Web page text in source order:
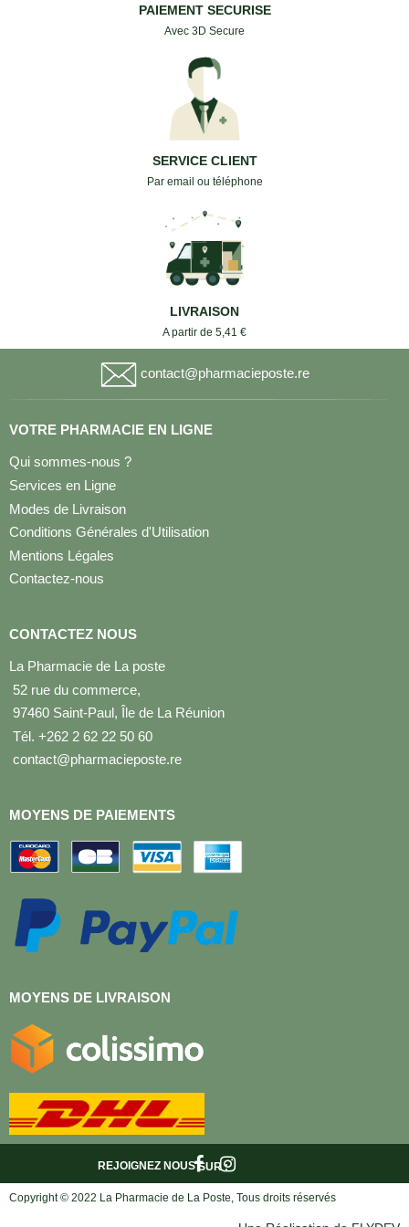
PAIEMENT SECURISE
Avec 3D Secure
SERVICE CLIENT
Par email ou téléphone
LIVRAISON
A partir de 5,41 €
contact@pharmacieposte.re
VOTRE PHARMACIE EN LIGNE
Qui sommes-nous ?
Services en Ligne
Modes de Livraison
Conditions Générales d'Utilisation
Mentions Légales
Contactez-nous
CONTACTEZ NOUS
La Pharmacie de La poste
52 rue du commerce,
97460 Saint-Paul, Île de La Réunion
Tél. +262 2 62 22 50 60
contact@pharmacieposte.re
MOYENS DE PAIEMENTS
MOYENS DE LIVRAISON
SUR :
REJOIGNEZ NOUS
Copyright © 2022 La Pharmacie de La Poste, Tous droits réservés